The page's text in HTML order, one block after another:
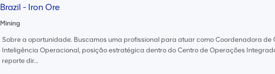
Brazil - Iron Ore
Mining
Sobre a oportunidade. Buscamos uma profissional para atuar como Coordenadora de
Inteligência Operacional, posição estratégica dentro do Centro de Operações
reporte dir...